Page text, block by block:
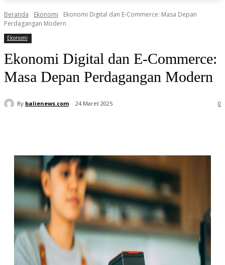
Beranda Ekonomi
Ekonomi Digital dan E-Commerce: Masa Depan
Perdagangan Modern
Ekonomi
Ekonomi Digital dan E-Commerce:
Masa Depan Perdagangan Modern
By balienews.com 24 Maret 2025 0